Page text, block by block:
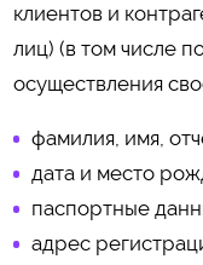
клиентов и
лиц) (в том числе
осуществления
фамилия, имя,
дата и место
паспортные
адрес